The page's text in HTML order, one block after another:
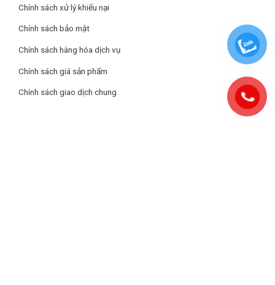
Chính sách xử lý khiếu nại
Chính sách bảo mật
Chính sách hàng hóa dịch vụ
Chính sách giá sản phẩm
Chính sách giao dịch chung